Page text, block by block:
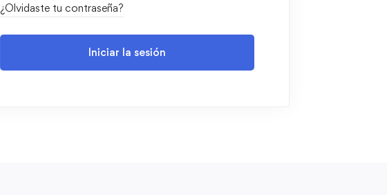
¿Olvidaste tu contraseña?
Iniciar la sesión